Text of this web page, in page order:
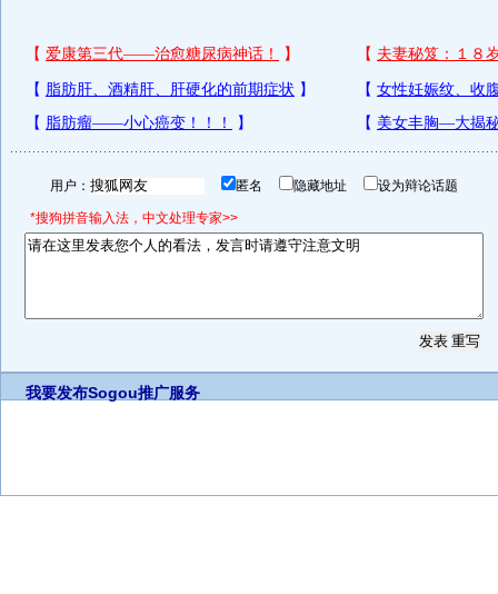
用户： 匿名 隐藏地址 设为辩论话题
*搜狗拼音输入法，中文处理专家>>
我要发布Sogou推广服务